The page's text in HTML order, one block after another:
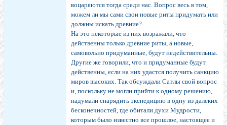
воцаряются тогда среди нас. Вопрос весь в том,
можем ли мы сами свои новые риты придумать или
должны искать древние?
На это некоторые из них возражали, что
действенны только древние риты, а новые,
самовольно придуманные, будут недействительны.
Другие же говорили, что и придуманные будут
действенны, если на них удастся получить санкцию
миров высоких. Так обсуждали Сатлы свой вопрос
и, поскольку не могли прийти к одному решению,
надумали снарядить экспедицию в одну из далеких
бесконечностей, где обитали духи Мудрости,
которым было известно все прошлое, настоящее и